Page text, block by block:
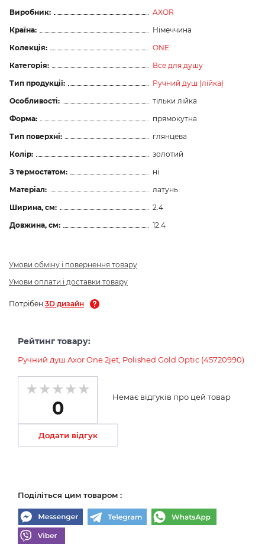
Виробник:
AXOR
Країна:
Німеччина
Колекція:
ONE
Категорія:
Все для душу
Тип продукції:
Ручний душ (лійка)
Особливості:
тільки лійка
Форма:
прямокутна
Тип поверхні:
глянцева
Колір:
золотий
З термостатом:
ні
Матеріал:
латунь
Ширина, см:
2.4
Довжина, см:
12.4
Умови обміну і повернення товару
Умови оплати і доставки товару
Потрібен 3D дизайн
Рейтинг товару:
Ручний душ Axor One 2jet, Polished Gold Optic (45720990)
0
Немає відгуків про цей товар
Додати відгук
Поділіться цим товаром :